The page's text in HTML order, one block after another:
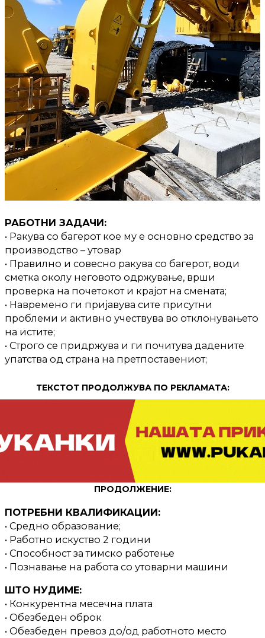
РАБОТНИ ЗАДАЧИ:
• Ракува со багерот кое му е основно средство за
производство – утовар
• Правилно и совесно ракува со багерот, води
сметка околу неговото одржување, врши
проверка на почетокот и крајот на смената;
• Навремено ги пријавува сите присутни
проблеми и активно учествува во отклонувањето
на истите;
• Строго се придржува и ги почитува дадените
упатства од страна на претпоставениот;
ТЕКСТОТ ПРОДОЛЖУВА ПО РЕКЛАМАТА:
ПРОДОЛЖЕНИЕ:
ПОТРЕБНИ КВАЛИФИКАЦИИ:
• Средно образование;
• Работно искуство 2 години
• Способност за тимско работење
• Познавање на работа со утоварни машини
ШТО НУДИМЕ:
• Конкурентна месечна плата
• Обезбеден оброк
• Обезбеден превоз до/од работното место